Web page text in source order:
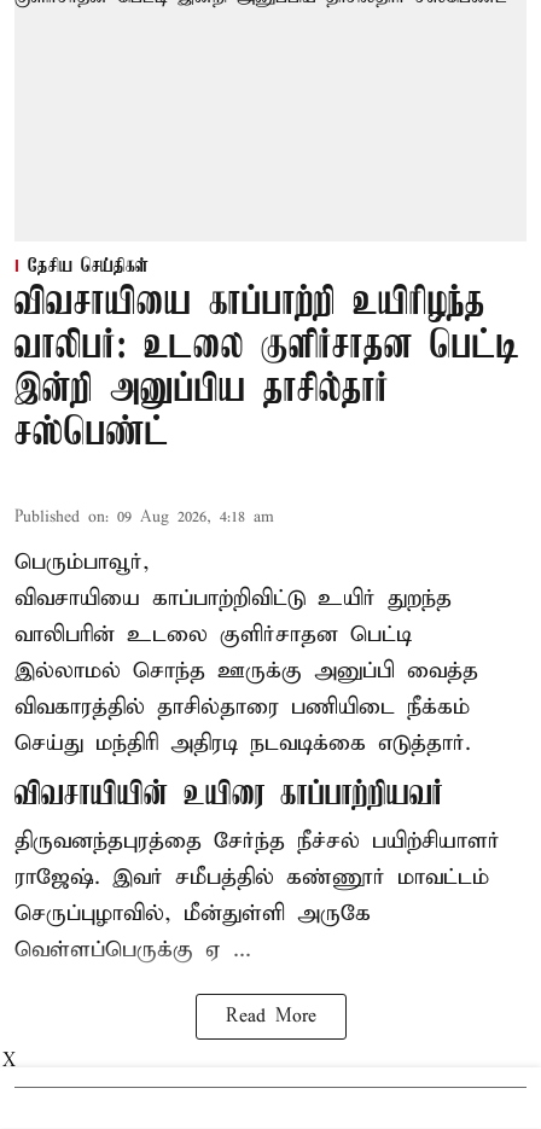
தேசிய செய்திகள்
விவசாயியை காப்பாற்றி உயிரிழந்த
வாலிபர்: உடலை குளிர்சாதன பெட்டி
இன்றி அனுப்பிய தாசில்தார்
சஸ்பெண்ட்
Published on: 09 Aug 2026, 4:18 am
பெரும்பாவூர்,
விவசாயியை காப்பாற்றிவிட்டு உயிர் துறந்த
வாலிபரின் உடலை குளிர்சாதன பெட்டி
இல்லாமல் சொந்த ஊருக்கு அனுப்பி வைத்த
விவகாரத்தில் தாசில்தாரை பணியிடை நீக்கம்
செய்து மந்திரி அதிரடி நடவடிக்கை எடுத்தார்.
விவசாயியின் உயிரை காப்பாற்றியவர்
திருவனந்தபுரத்தை சேர்ந்த நீச்சல் பயிற்சியாளர்
ராஜேஷ். இவர் சமீபத்தில் கண்ணூர் மாவட்டம்
செருப்புழாவில், மீன்துள்ளி அருகே
வெள்ளப்பெருக்கு ஏ ...
Read More
X